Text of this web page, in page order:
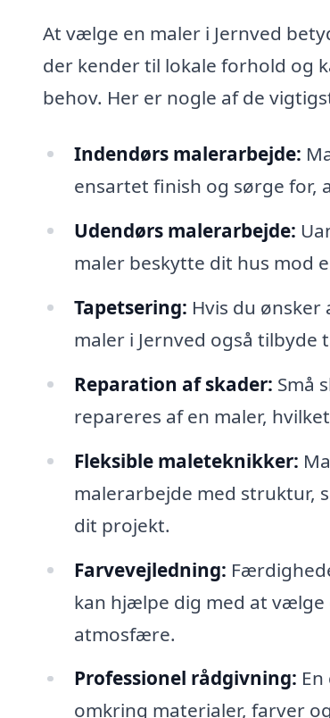
At vælge en maler i Jernved
der kender til lokale forhold og
behov. Her er nogle af de
Indendørs malerarbejde:
ensartet finish og sørge for,
Udendørs malerarbejde:
maler beskytte dit hus mod
Tapetsering: Hvis du
maler i Jernved også tilbyde
Reparation af skader: Små
repareres af en maler,
Fleksible maleteknikker:
malerarbejde med struktur,
dit projekt.
Farvevejledning:
kan hjælpe dig med at vælge
atmosfære.
Professionel rådgivning:
omkring materialer, farver